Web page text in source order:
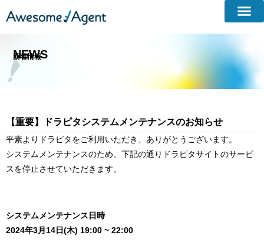
NEWS
新着情報​
【重要】ドラピタシステムメンテナンスのお知らせ
平素よりドラピタをご利用いただき、ありがとうございます。
システムメンテナンスのため、下記の通りドラピタサイトのサービ
スを停止させていただきます。
システムメンテナンス日時
2024年3月14日(木) 19:00 ~ 22:00